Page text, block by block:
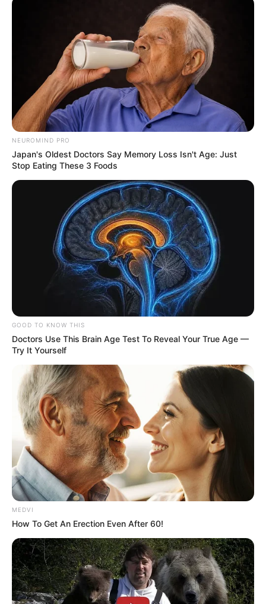
§1º É requisito para a admissão de que trata o caput a participação
em processo seletivo público, de provas ou de provas e títulos,
realizado após 14 de fevereiro de 2006, ou em anterior processo
de seleção pública, nos termos do parágrafo único do
Emenda Constitucional no 51, de 14 de fevereiro de 2006
§2º A comprovação da participação no processo seletivo de que
trata o §1º será feita mediante apresentação de documentação
idônea ou, no caso de ausência desta, por certificação de comissão
especial instituída pelo gestor local do sistema único de saúde,
observados os princípios da legalidade, impessoalidade,
publicidade, moralidade e eficiência, na forma da lei.
§3º Os entes federativos deverão efetivar odisposto neste artigo
até 31 de dezembro de 2028 .
. As regras constitucionais aplicáveis aos agentes
comunitários de saúde e aos agentes de combate às endemias
estendem-se aos agentes indígenas de saneamento e aos agentes
indígenas de saúde.
. Esta Emenda Constitucional entra em vigor na data de sua
publicação.
NEUROMIND PRO
Japan's Oldest Doctors Say Memory Loss Isn't Age: Just
Stop Eating These 3 Foods
GOOD TO KNOW THIS
Doctors Use This Brain Age Test To Reveal Your True Age —
Try It Yourself
MEDVI
How To Get An Erection Even After 60!